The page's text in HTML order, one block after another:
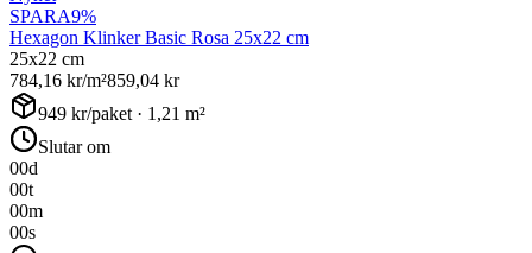
SPARA9%
Hexagon Klinker Basic Rosa 25x22 cm
25x22 cm
784,16 kr/m²859,04 kr
949 kr/paket · 1,21 m²
Slutar om
00d
00t
00m
00s